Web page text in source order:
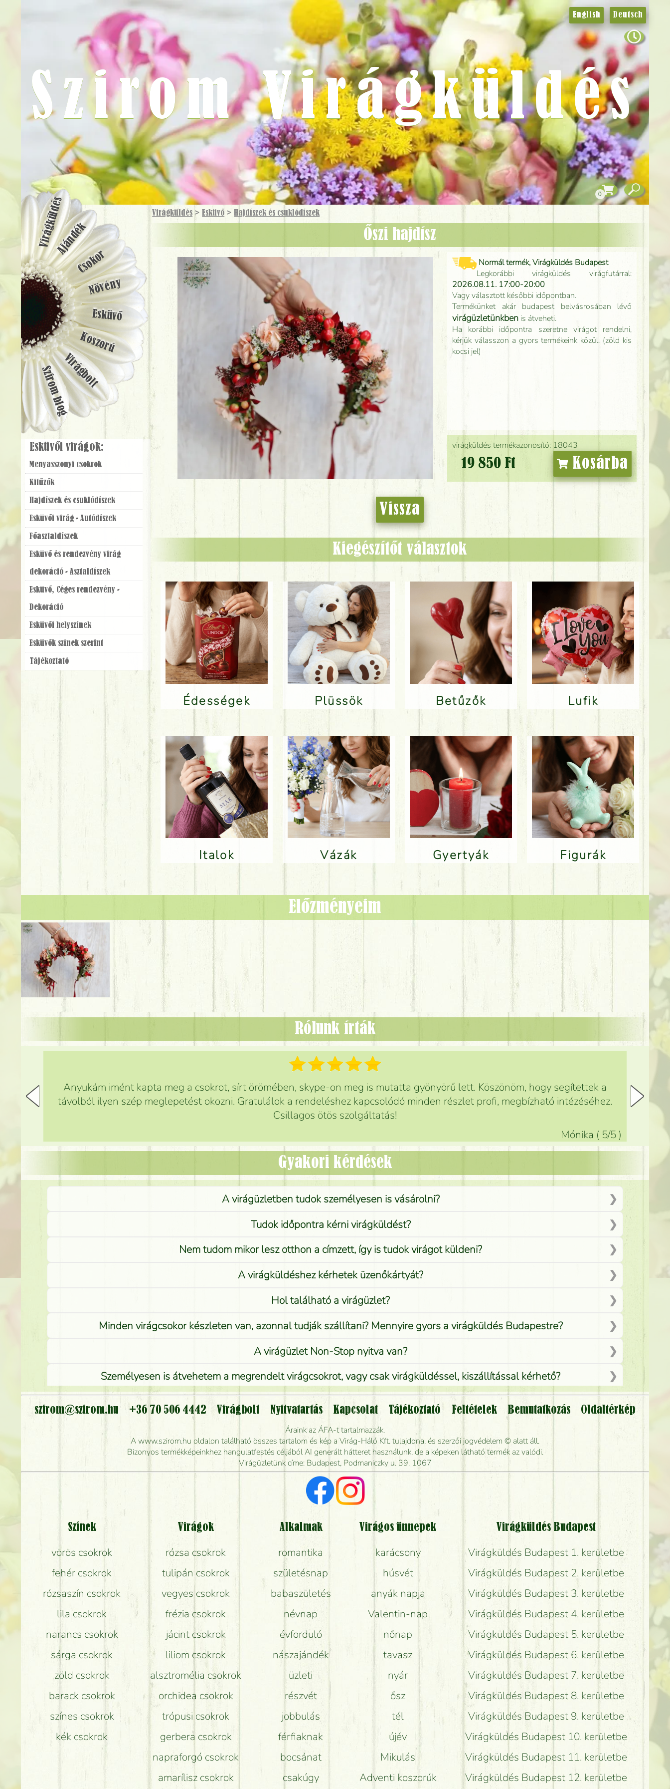
Virágküldés > Esküvő > Hajdíszek és csuklódíszek
Őszi hajdísz
virágküldés termékazonosító: 18043
19 850 Ft Kosárba
Normál termék, Virágküldés Budapest
Legkorábbi virágküldés virágfutárral:
2026.08.11. 17:00-20:00
Vagy választott későbbi időpontban.
Termékünket akár budapest belvásrosában lévő
virágüzletünkben is átveheti.
Ha korábbi időpontra szeretne virágot rendelni,
kérjük válasszon a gyors termékeink közül. (zöld kis
kocsi jel)
Vissza
Kiegészítőt választok
Édességek Plüssök Betűzők Lufik
Italok Vázák Gyertyák Figurák
English Deutsch
Szirom Virágküldés
0
VirágküldésAjándék
Csokor
Növény
Esküvő
Koszorú
Virágbolt
Szirom blog
Esküvői virágok:
Menyasszonyi csokrok
Kitűzők
Hajdíszek és csuklódíszek
Esküvői virág - Autódíszek
Főasztaldíszek
Esküvő és rendezvény virág
dekoráció - Asztaldíszek
Esküvő, Céges rendezvény -
Dekoráció
Esküvői helyszínek
Esküvők színek szerint
Tájékoztató
Előzményeim
Rólunk írták
Anyukám imént kapta meg a csokrot, sírt örömében, skype-on meg is mutatta gyönyörű lett. Köszönöm, hogy segítettek a
távolból ilyen szép meglepetést okozni. Gratulálok a rendeléshez kapcsolódó minden részlet profi, megbízható intézéséhez.
Csillagos ötös szolgáltatás!
Mónika ( 5/5 )
Gyakori kérdések
A virágüzletben tudok személyesen is vásárolni?
Tudok időpontra kérni virágküldést?
Nem tudom mikor lesz otthon a címzett, így is tudok virágot küldeni?
A virágküldéshez kérhetek üzenőkártyát?
Hol található a virágüzlet?
Minden virágcsokor készleten van, azonnal tudják szállítani? Mennyire gyors a virágküldés Budapestre?
A virágüzlet Non-Stop nyitva van?
Személyesen is átvehetem a megrendelt virágcsokrot, vagy csak virágküldéssel, kiszállítással kérhető?
Vidékre is lehet rendelni?
Meddig rendelhetek virágküldést úgy, hogy még ma kiszállítsák?
Mennyire gyorsan tudják elkészíteni a csokrot, és mikor tudják leghamarabb kiszállítani?
Vörös rózsát keresek, van önöknél?
Milyen visszajelzést kapok a virágküldésről?
Tényleg azt kapom, ami a képen van?
Mit kell tudni a virágcsokrok szállításáról?
Hogy marad a lehető legtovább friss a csokor?
Tudok adventi koszorút vásárolni boltban?
szirom@szirom.hu +36 70 506 4442 Virágbolt Nyitvatartás Kapcsolat Tájékoztató Feltételek Bemutatkozás
Oldaltérkép
Áraink az ÁFA-t tartalmazzák.
A www.szirom.hu oldalon található összes tartalom és kép a Virág-Háló Kft. tulajdona, és szerzői jogvédelem © alatt áll.
Bizonyos termékképeinkhez hangulatfestés céljából AI generált hátteret használunk, de a képeken látható termék az valódi.
Virágüzletünk címe: Budapest, Podmaniczky u. 39. 1067
Színek
vörös csokrok
fehér csokrok
rózsaszín csokrok
lila csokrok
narancs csokrok
sárga csokrok
zöld csokrok
barack csokrok
színes csokrok
kék csokrok
Virágok
rózsa csokrok
tulipán csokrok
vegyes csokrok
frézia csokrok
jácint csokrok
liliom csokrok
alsztromélia csokrok
orchidea csokrok
trópusi csokrok
gerbera csokrok
napraforgó csokrok
amarílisz csokrok
Alkalmak
romantika
születésnap
babaszületés
névnap
évforduló
nászajándék
üzleti
részvét
jobbulás
férfiaknak
bocsánat
csakúgy
Virágos ünnepek
karácsony
húsvét
anyák napja
Valentin-nap
nőnap
tavasz
nyár
ősz
tél
újév
Mikulás
Adventi koszorúk
Virágküldés Budapest
Virágküldés Budapest 1. kerületbe
Virágküldés Budapest 2. kerületbe
Virágküldés Budapest 3. kerületbe
Virágküldés Budapest 4. kerületbe
Virágküldés Budapest 5. kerületbe
Virágküldés Budapest 6. kerületbe
Virágküldés Budapest 7. kerületbe
Virágküldés Budapest 8. kerületbe
Virágküldés Budapest 9. kerületbe
Virágküldés Budapest 10. kerületbe
Virágküldés Budapest 11. kerületbe
Virágküldés Budapest 12. kerületbe